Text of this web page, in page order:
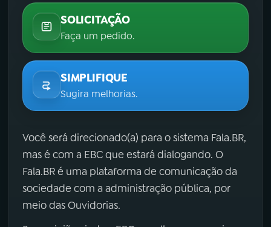
SOLICITAÇÃO
Faça um pedido.
SIMPLIFIQUE
Sugira melhorias.
Você será direcionado(a) para o sistema Fala.BR,
mas é com a EBC que estará dialogando. O
Fala.BR é uma plataforma de comunicação da
sociedade com a administração pública, por
meio das Ouvidorias.